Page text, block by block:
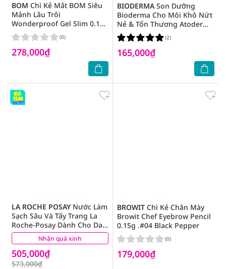
BOM Chì Kẻ Mắt BOM Siêu
Mảnh Lâu Trôi
Wonderproof Gel Slim 0.1g
.#01 Midnight Black Màu
Đen Sống Động
278,000₫
(0)
BIODERMASon Dưỡng
Bioderma Cho Môi Khô Nứt
Nẻ & Tổn Thương Atoderm
Stick Levres 4g
165,000₫
(2)
Nhận quà xinh
LA ROCHE POSAYNước Làm
Sạch Sâu Và Tẩy Trang La
Roche-Posay Dành Cho Da
Dầu Nhạy Cảm 400ml
505,000₫
573,000₫
(31)
BROWIT Chì Kẻ Chân Mày
Browit Chef Eyebrow Pencil
0.15g .#04 Black Pepper
179,000₫
(0)